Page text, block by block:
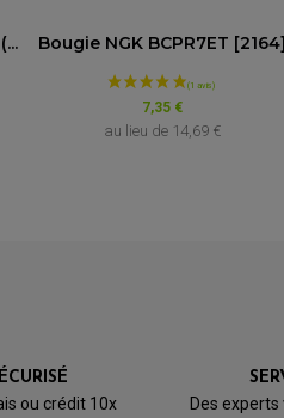
Bougie NGK BCPR7ET [2164]
7,35 €
au lieu de 14,69 €
ou crédit 10x Des